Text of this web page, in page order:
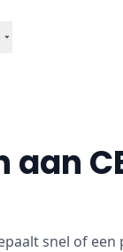
snel of een